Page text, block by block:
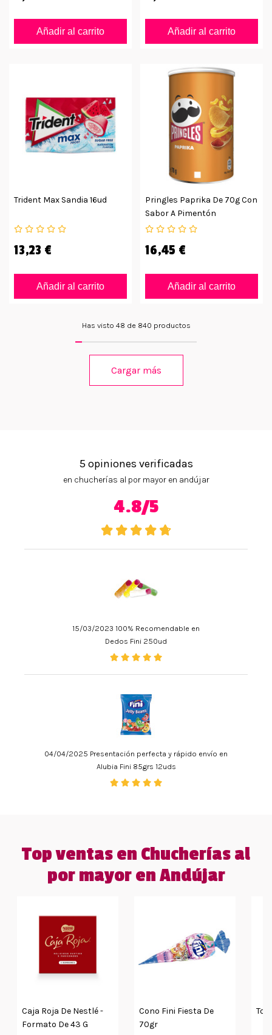
Añadir al carrito Añadir al carrito
Trident Max Sandia 16ud
13,23 €
Añadir al carrito
Pringles Paprika De 70g Con
Sabor A Pimentón
16,45 €
Añadir al carrito
Has visto 48 de 840 productos
Cargar más
5 opiniones verificadas
en chucherías al por mayor en andújar
4.8/5
15/03/2023 100% Recomendable en
Dedos Fini 250ud
04/04/2025 Presentación perfecta y rápido envío en
Alubia Fini 85grs 12uds
Top ventas en Chucherías al
por mayor en Andújar
Caja Roja De Nestlé -
Formato De 43 G
Cono Fini Fiesta De
70gr
Toc